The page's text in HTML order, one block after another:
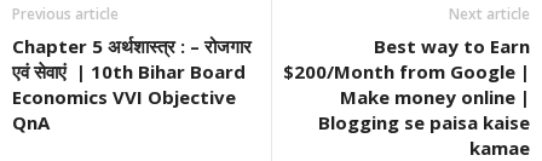
Previous article
Chapter 5 अर्थशास्त्र : – रोजगार
एवं सेवाएं | 10th Bihar Board
Economics VVI Objective
QnA
Next article
Best way to Earn
$200/Month from Google |
Make money online |
Blogging se paisa kaise
kamae